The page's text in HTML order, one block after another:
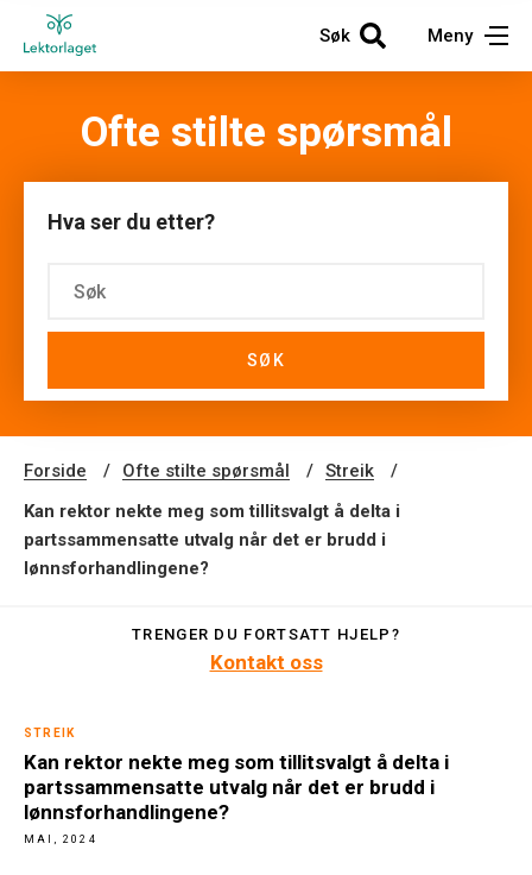
Søk Meny
Ofte stilte spørsmål
Hva ser du etter?
SØK
Forside Ofte stilte spørsmål
Streik
Kan rektor nekte meg som tillitsvalgt å delta i
partssammensatte utvalg når det er brudd i
lønnsforhandlingene?
STREIK
Kan rektor nekte meg som tillitsvalgt å delta i
partssammensatte utvalg når det er brudd i
lønnsforhandlingene?
MAI, 2024
TRENGER DU FORTSATT HJELP?
Kontakt oss